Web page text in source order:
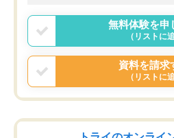
言う事で講師変更の申し出があり
まりに短期での変更だった為、塾
う事にして退会しました。遅れも
戻せ、授業内容や講師の方は良か
と思います。
無料体験を申
（リストに
資料を請求
（リストに